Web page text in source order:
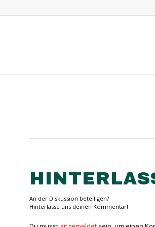
An der Diskussion beteiligen?
Hinterlasse uns deinen Kommentar!